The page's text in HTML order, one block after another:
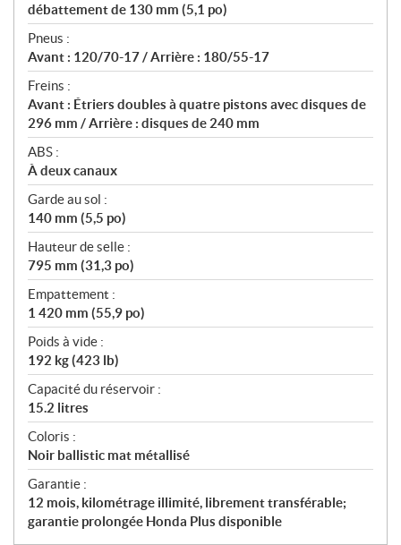
débattement de 130 mm (5,1 po)
Pneus :
Avant : 120/70-17 / Arrière : 180/55-17
Freins :
Avant : Étriers doubles à quatre pistons avec disques de
296 mm / Arrière : disques de 240 mm
ABS :
À deux canaux
Garde au sol :
140 mm (5,5 po)
Hauteur de selle :
795 mm (31,3 po)
Empattement :
1 420 mm (55,9 po)
Poids à vide :
192 kg (423 lb)
Capacité du réservoir :
15.2 litres
Coloris :
Noir ballistic mat métallisé
Garantie :
12 mois, kilométrage illimité, librement transférable;
garantie prolongée Honda Plus disponible